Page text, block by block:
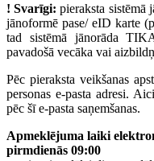
!Svarīgi:pieraksta sistēmā
jānoformē pase/ eID karte
tad sistēmā jānorāda
pavadošā vecāka vai
Pēc pieraksta veikšanas
personas e-pasta adresi.
pēc šī e-pasta saņemšanas.
Apmeklējuma laiki
pirmdienās 09:00